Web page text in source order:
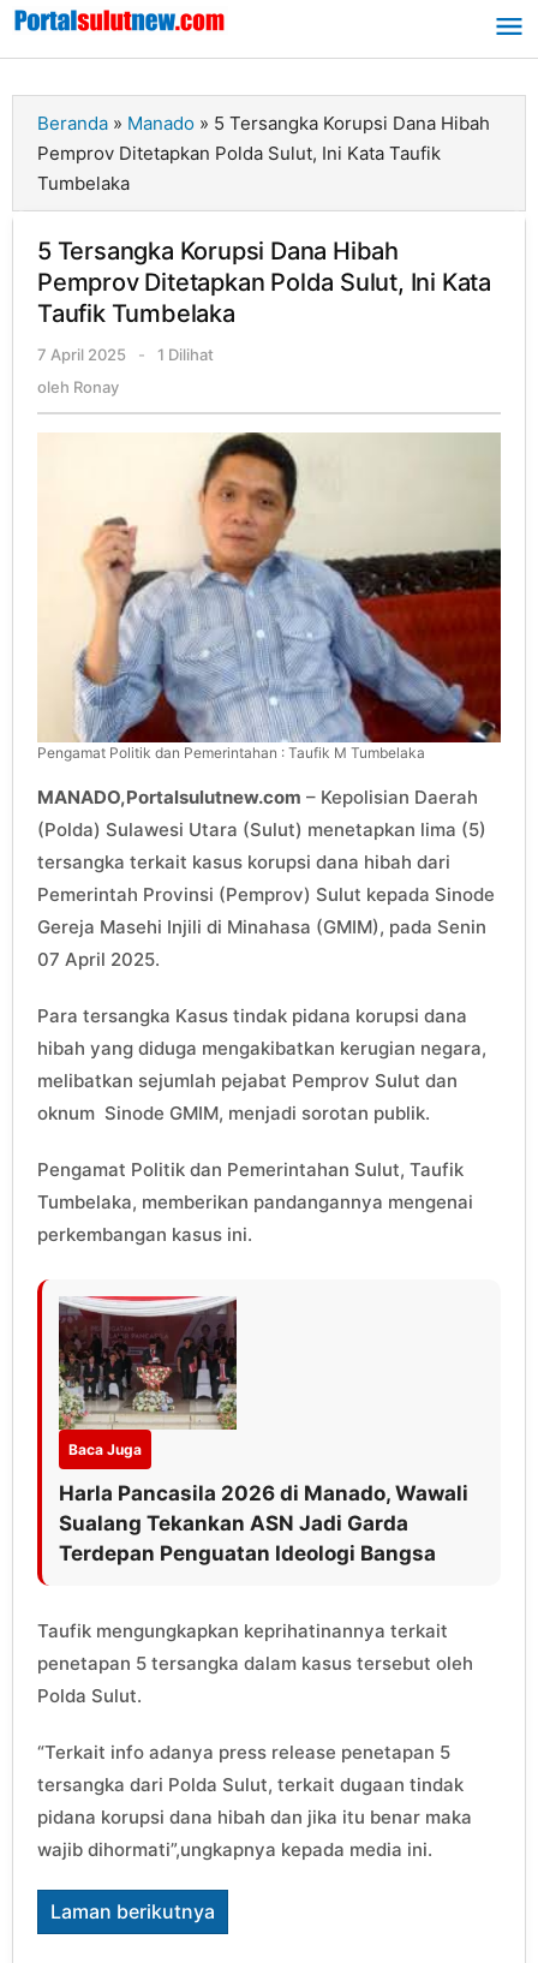
Lewati
Beranda » Manado » 5 Tersangka Korupsi Dana Hibah
Pemprov Ditetapkan Polda Sulut, Ini Kata Taufik
Tumbelaka
5 Tersangka Korupsi Dana Hibah
Pemprov Ditetapkan Polda Sulut, Ini Kata
Taufik Tumbelaka
7 April 2025
oleh
-
1 Dilihat
oleh Ronay
Pengamat Politik dan Pemerintahan : Taufik M Tumbelaka
MANADO,Portalsulutnew.com – Kepolisian Daerah
(Polda) Sulawesi Utara (Sulut) menetapkan lima (5)
tersangka terkait kasus korupsi dana hibah dari
Pemerintah Provinsi (Pemprov) Sulut kepada Sinode
Gereja Masehi Injili di Minahasa (GMIM), pada Senin
07 April 2025.
Para tersangka Kasus tindak pidana korupsi dana
hibah yang diduga mengakibatkan kerugian negara,
melibatkan sejumlah pejabat Pemprov Sulut dan
oknum Sinode GMIM, menjadi sorotan publik.
Pengamat Politik dan Pemerintahan Sulut, Taufik
Tumbelaka, memberikan pandangannya mengenai
perkembangan kasus ini.
Baca Juga
Harla Pancasila 2026 di Manado, Wawali
Sualang Tekankan ASN Jadi Garda
Terdepan Penguatan Ideologi Bangsa
Taufik mengungkapkan keprihatinannya terkait
penetapan 5 tersangka dalam kasus tersebut oleh
Polda Sulut.
“Terkait info adanya press release penetapan 5
tersangka dari Polda Sulut, terkait dugaan tindak
pidana korupsi dana hibah dan jika itu benar maka
wajib dihormati”,ungkapnya kepada media ini.
Laman berikutnya